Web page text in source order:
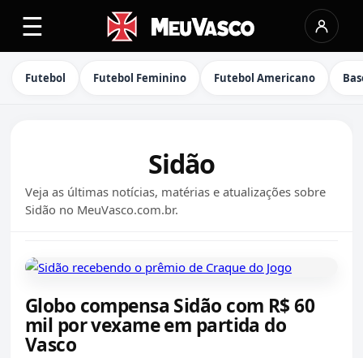
☰
Futebol Futebol Feminino Futebol Americano
Sidão
Veja as últimas notícias, matérias e atualizações sobre
Sidão no MeuVasco.com.br.
Globo compensa Sidão com R$ 60
mil por vexame em partida do
Vasco